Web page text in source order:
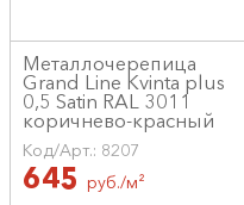
Металлочерепица
Grand Line Kvinta plus
0,5 Satin RAL 3011
коричнево-красный
Код/Арт.: 8207
645 руб./м²